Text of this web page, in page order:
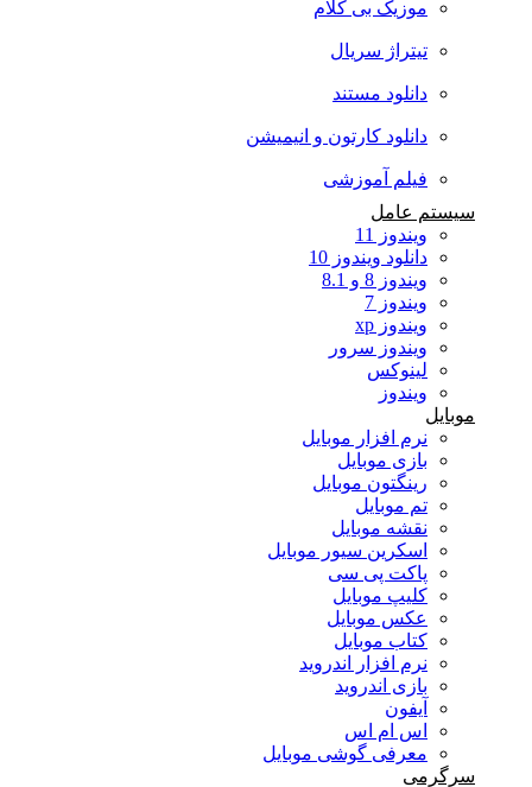
موزیک بی کلام
تیتراژ سریال
دانلود مستند
دانلود کارتون و انیمیشن
فیلم آموزشی
سیستم عامل
ویندوز 11
دانلود ویندوز 10
ویندوز 8 و 8.1
ویندوز 7
ویندوز xp
ویندوز سرور
لینوکس
ویندوز
موبایل
نرم افزار موبایل
بازی موبایل
رینگتون موبایل
تم موبایل
نقشه موبایل
اسکرین سیور موبایل
پاکت پی سی
کلیپ موبایل
عکس موبایل
کتاب موبایل
نرم افزار اندروید
بازی اندروید
آیفون
اس ام اس
معرفی گوشی موبایل
سرگرمی